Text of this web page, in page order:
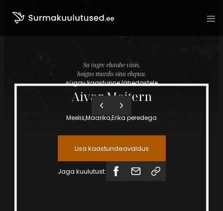
Liigu sisu juurde
Su tugev elutahe väsis,
haigus murdis sinu elupuu.
sügav kaastunne lähedastele
AivarMeitern
2023-11-16
Meelis,Maarika,Erika peredega
Lisa kaastundeavaldus
Jaga kuulutust: